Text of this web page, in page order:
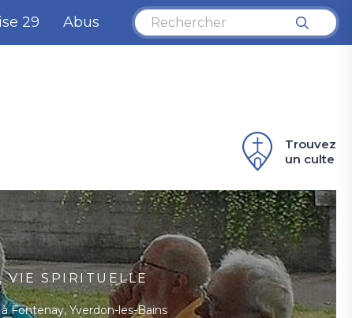
29 Abus
Trouvez
un culte
VIE SPIRITUELLE
Fontenay, Yverdon-les-Bains